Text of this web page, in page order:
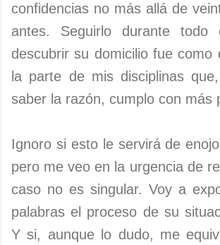
confidencias no más allá de
antes. Seguirlo durante
descubrir su domicilio fue como
la parte de mis disciplinas
saber la razón, cumplo con más
Ignoro si esto le servirá de
pero me veo en la urgencia de
caso no es singular. Voy a
palabras el proceso de su
Y si, aunque lo dudo, me